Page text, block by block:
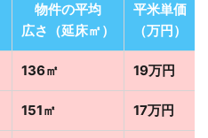
物件の平均
広さ（延床㎡）
平米単価
（万円）
136㎡ 19万円
151㎡ 17万円